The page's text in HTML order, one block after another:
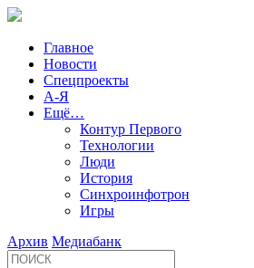
Главное
Новости
Спецпроекты
А-Я
Ещё…
Контур Первого
Технологии
Люди
История
Синхроинфотрон
Игры
Архив Медиабанк